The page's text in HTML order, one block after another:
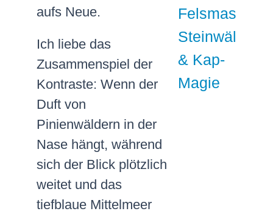
aufs Neue.
Ich liebe das
Zusammenspiel der
Kontraste: Wenn der
Duft von
Pinienwäldern in der
Nase hängt, während
sich der Blick plötzlich
weitet und das
tiefblaue Mittelmeer
Felsmassive,
Steinwälder
& Kap-
Magie